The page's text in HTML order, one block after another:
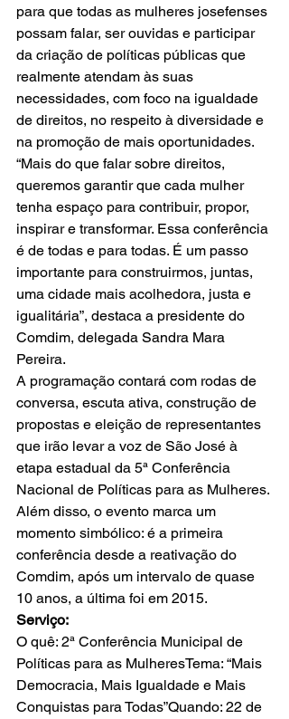
para que todas as mulheres josefenses
possam falar, ser ouvidas e participar
da criação de políticas públicas que
realmente atendam às suas
necessidades, com foco na igualdade
de direitos, no respeito à diversidade e
na promoção de mais oportunidades.
“Mais do que falar sobre direitos,
queremos garantir que cada mulher
tenha espaço para contribuir, propor,
inspirar e transformar. Essa conferência
é de todas e para todas. É um passo
importante para construirmos, juntas,
uma cidade mais acolhedora, justa e
igualitária”, destaca a presidente do
Comdim, delegada Sandra Mara
Pereira.
A programação contará com rodas de
conversa, escuta ativa, construção de
propostas e eleição de representantes
que irão levar a voz de São José à
etapa estadual da 5ª Conferência
Nacional de Políticas para as Mulheres.
Além disso, o evento marca um
momento simbólico: é a primeira
conferência desde a reativação do
Comdim, após um intervalo de quase
10 anos, a última foi em 2015.
Serviço:
O quê: 2ª Conferência Municipal de
Políticas para as MulheresTema: “Mais
Democracia, Mais Igualdade e Mais
Conquistas para Todas”Quando: 22 de